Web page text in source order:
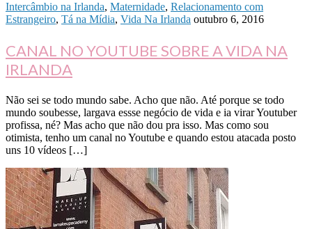
Intercâmbio na Irlanda, Maternidade, Relacionamento com
Estrangeiro, Tá na Mídia, Vida Na Irlanda outubro 6, 2016
CANAL NO YOUTUBE SOBRE A VIDA NA
IRLANDA
Não sei se todo mundo sabe. Acho que não. Até porque se todo
mundo soubesse, largava essse negócio de vida e ia virar Youtuber
profissa, né? Mas acho que não dou pra isso. Mas como sou
otimista, tenho um canal no Youtube e quando estou atacada posto
uns 10 vídeos […]